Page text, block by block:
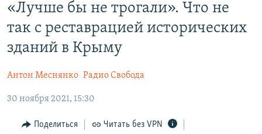
основному
содержанию
главной
Вернутся
поиску
СПЕЦПРОЕКТЫ
11 ЛЕТ ОККУПАЦИИ КРЫМА. 11 ИСТОРИЙ СОПРОТИВЛЕНИЯ
ЕЩЕ
ИНТЕРАКТИВ
ИНФОГРАФИКА
РАДІО СВОБОДА
КАК ОБОЙТИ БЛОКИРОВКУ
«Лучше бы не трогали». Что не
так с реставрацией исторических
зданий в Крыму
Антон Меснянко Радио Свобода
30 ноября 2021, 15:30
Поделиться Читать без VPN